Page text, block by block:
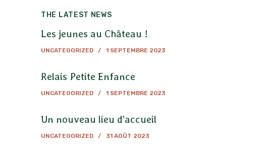
THE LATEST NEWS
Les jeunes au Château !
UNCATEGORIZED 1 SEPTEMBRE 2023
Relais Petite Enfance
UNCATEGORIZED 1 SEPTEMBRE 2023
Un nouveau lieu d’accueil
UNCATEGORIZED 31 AOÛT 2023